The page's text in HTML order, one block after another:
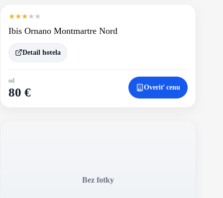
★★★★★
Ibis Ornano Montmartre Nord
Detail hotela
od
80 € Overiť cenu
Bez fotky